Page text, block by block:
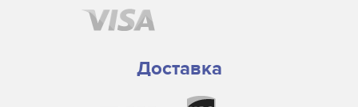
Доставка